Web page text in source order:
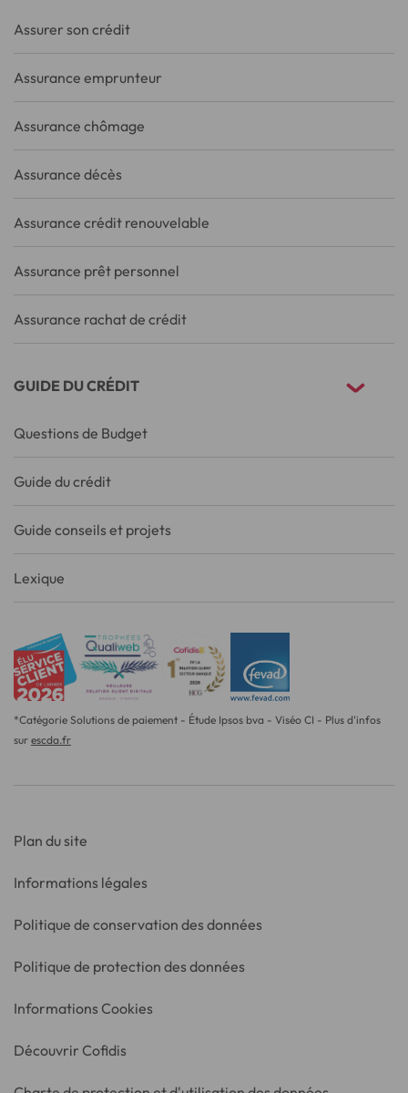
Assurer son crédit
Assurance emprunteur
Assurance chômage
Assurance décès
Assurance crédit renouvelable
Assurance prêt personnel
Assurance rachat de crédit
GUIDE DU CRÉDIT
Questions de Budget
Guide du crédit
Guide conseils et projets
Lexique
*Catégorie Solutions de paiement - Étude Ipsos bva - Viséo CI - Plus d'infos
sur escda.fr
Plan du site
Informations légales
Politique de conservation des données
Politique de protection des données
Informations Cookies
Découvrir Cofidis